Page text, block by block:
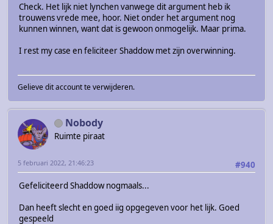
Check. Het lijk niet lynchen vanwege dit argument heb ik
trouwens vrede mee, hoor. Niet onder het argument nog
kunnen winnen, want dat is gewoon onmogelijk. Maar prima.
I rest my case en feliciteer Shaddow met zijn overwinning.
Gelieve dit account te verwijderen.
Nobody
Ruimte piraat
#940
5 februari 2022, 21:46:23
Gefeliciteerd Shaddow nogmaals...
Dan heeft slecht en goed iig opgegeven voor het lijk. Goed
gespeeld